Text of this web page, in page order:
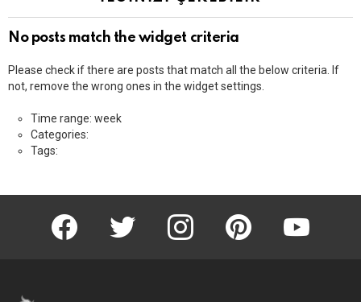
No posts match the widget criteria
Please check if there are posts that match all the below criteria. If
not, remove the wrong ones in the widget settings.
Time range: week
Categories:
Tags:
KriptoHaber Facebook
KriptoHaber TwitterKriptoHaber Instagram
pinterest KriptoHaber